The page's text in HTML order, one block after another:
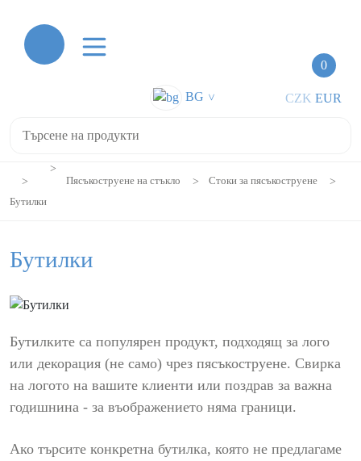
0
BG > CZK EUR
Пясъкоструене на стъкло
Стоки за пясъкоструене
Бутилки
Бутилки
Бутилките са популярен продукт, подходящ за лого
или декорация (не само) чрез пясъкоструене. Свирка
на логото на вашите клиенти или поздрав за важна
годишнина - за въображението няма граници.
Ако търсите конкретна бутилка, която не предлагаме